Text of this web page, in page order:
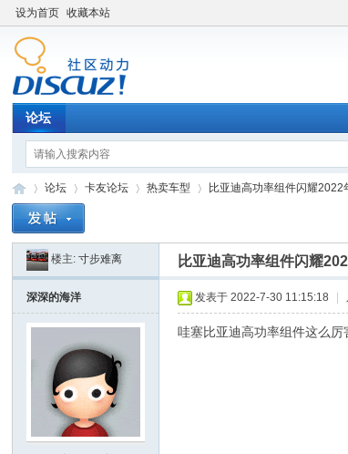
设为首页 收藏本站
论坛
»
论坛
›
卡友论坛 热卖车型
›
比亚迪高功率组件闪耀2022
楼主:寸步难离 比亚迪高功率组件闪耀
深深的海洋 发表于 2022-7-30 11:15:18
哇塞比亚迪高功率组件这么